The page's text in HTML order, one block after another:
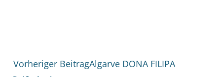
Vorheriger BeitragAlgarve DONA FILIPA